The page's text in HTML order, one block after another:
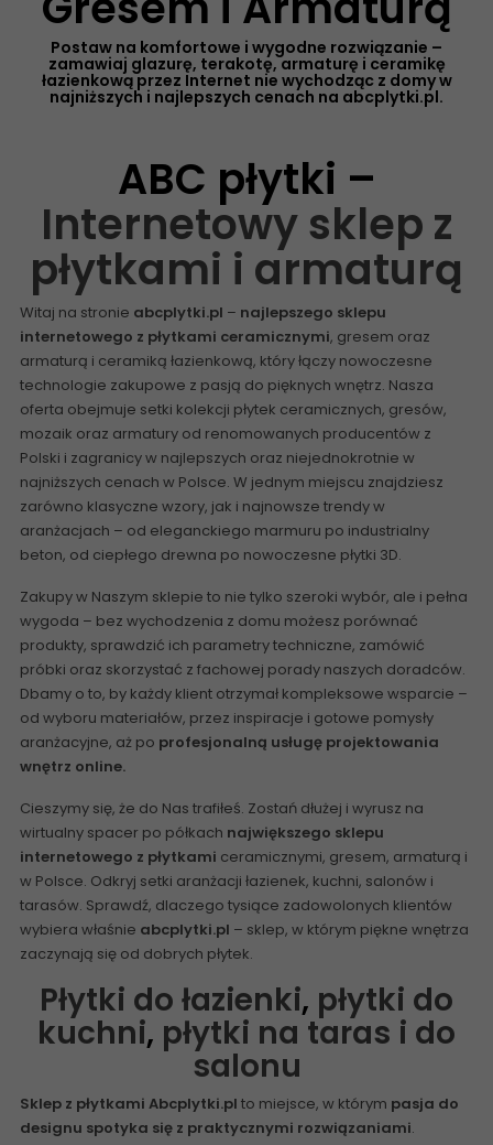
Postaw na komfortowe i wygodne rozwiązanie –
zamawiaj glazurę, terakotę, armaturę i ceramikę
łazienkową przez Internet nie wychodząc z domy w
najniższych i najlepszych cenach na abcplytki.pl.
ABC płytki –
Internetowy sklep z
płytkami i armaturą
Witaj na stronie abcplytki.pl – najlepszego sklepu
internetowego z płytkami ceramicznymi, gresem oraz
armaturą i ceramiką łazienkową, który łączy nowoczesne
technologie zakupowe z pasją do pięknych wnętrz. Nasza
oferta obejmuje setki kolekcji płytek ceramicznych, gresów,
mozaik oraz armatury od renomowanych producentów z
Polski i zagranicy w najlepszych oraz niejednokrotnie w
najniższych cenach w Polsce. W jednym miejscu znajdziesz
zarówno klasyczne wzory, jak i najnowsze trendy w
aranżacjach – od eleganckiego marmuru po industrialny
beton, od ciepłego drewna po nowoczesne płytki 3D.
Zakupy w Naszym sklepie to nie tylko szeroki wybór, ale i pełna
wygoda – bez wychodzenia z domu możesz porównać
produkty, sprawdzić ich parametry techniczne, zamówić
próbki oraz skorzystać z fachowej porady naszych doradców.
Dbamy o to, by każdy klient otrzymał kompleksowe wsparcie –
od wyboru materiałów, przez inspiracje i gotowe pomysły
aranżacyjne, aż po profesjonalną usługę projektowania
wnętrz online.
Cieszymy się, że do Nas trafiłeś. Zostań dłużej i wyrusz na
wirtualny spacer po półkach największego sklepu
internetowego z płytkami ceramicznymi, gresem, armaturą i
w Polsce. Odkryj setki aranżacji łazienek, kuchni, salonów i
tarasów. Sprawdź, dlaczego tysiące zadowolonych klientów
wybiera właśnie abcplytki.pl – sklep, w którym piękne wnętrza
zaczynają się od dobrych płytek.
Płytki do łazienki, płytki do
kuchni, płytki na taras i do
salonu
Sklep z płytkami Abcplytki.pl to miejsce, w którym pasja do
designu spotyka się z praktycznymi rozwiązaniami.